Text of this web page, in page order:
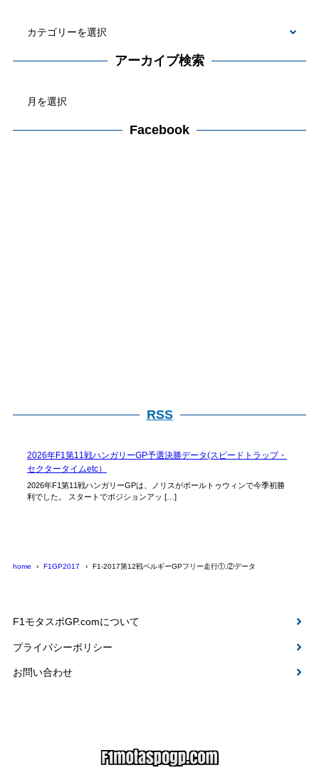
検
アーカイブ検索
カ
Facebook
RSS
2026年F1第11戦ハンガリーGP予選決勝データ(スピードトラップ・
セクタータイムetc）
2026年F1第11戦ハンガリーGPは、ノリスがポールトゥウィンで今季初勝
利でした。 スタートでポジションアッ […]
home F1GP2017 F1-2017第12戦ベルギーGPフリー走行①,②データ
F1モタスポGP.comについて
プライバシーポリシー
お問い合わせ